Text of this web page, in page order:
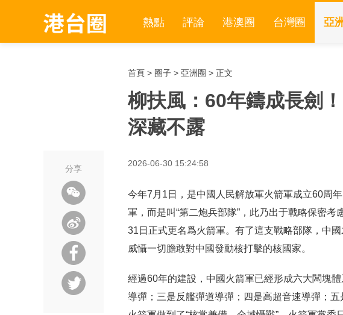
熱點 評論 港澳圈 台灣圈 亞
首頁 > 圈子 > 亞洲圈 > 正文
柳扶風：60年鑄成長劍
深藏不露
2026-06-30 15:24:58
分享
今年7月1日，是中國人民解放軍火箭軍成立60周
軍，而是叫“第二炮兵部隊”，此乃出于戰略保密
31日正式更名爲火箭軍。有了這支戰略部隊，中國
威懾一切膽敢對中國發動核打擊的核國家。
經過60年的建設，中國火箭軍已經形成六大闆塊
導彈；三是反艦彈道導彈；四是高超音速導彈；